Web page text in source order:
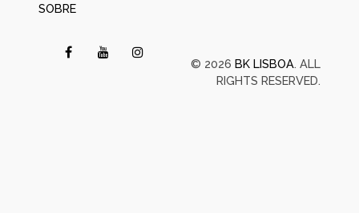
SOBRE
© 2026 BK LISBOA. ALL
RIGHTS RESERVED.